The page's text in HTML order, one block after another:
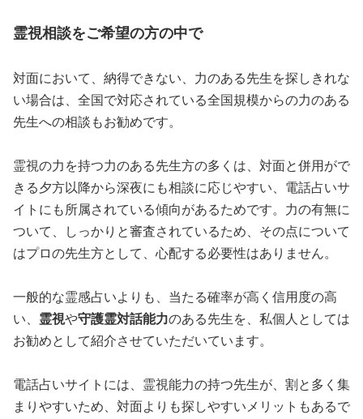
霊視相談をご希望の方の中で
対面において、納得できない、力のある先生を探しきれな
い場合は、全国で対応されている全国規模からの力のある
先生への相談もお勧めです。
霊視の力を持つ力のある先生方の多くは、対面と併用がで
きる夕方以降から深夜にも相談に応じやすい、電話占いサ
イトにも所属されている傾向があるためです。力の有無に
ついて、しっかりと審査されているため、その点について
はプロの先生方として、心配する必要性はありません。
一般的な霊感占いよりも、当たる確率が高く信用度の高
い、 霊視や守護霊対話能力のある先生を、私個人としては
お勧めとして紹介させていただいています。
電話占いサイトには、霊視能力の持つ先生が、割と多く集
まりやすいため、対面よりも探しやすいメリットもあるで